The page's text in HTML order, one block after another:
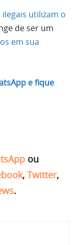
utilizam o
de ser um
em sua
e fique
ou
, Twitter,
.